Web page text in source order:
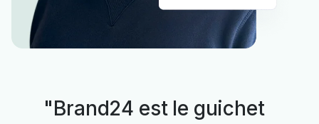
"Brand24 est le guichet